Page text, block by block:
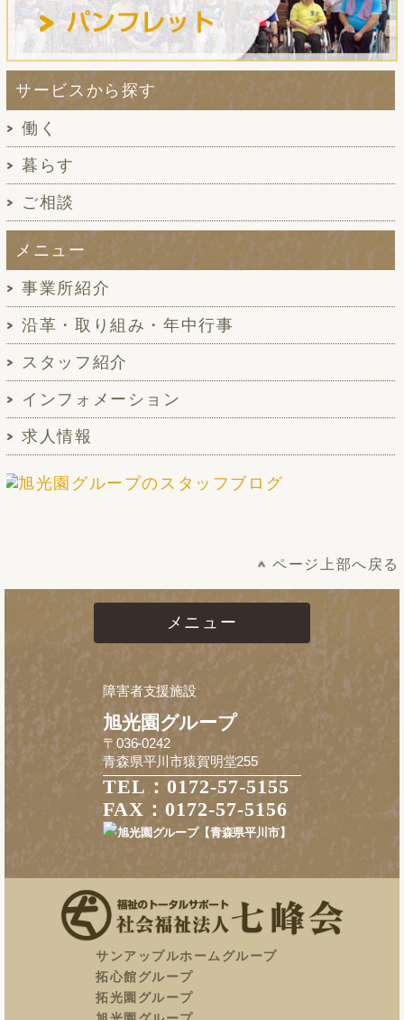
サービスから探す
働く
暮らす
ご相談
メニュー
事業所紹介
沿革・取り組み・年中行事
スタッフ紹介
インフォメーション
求人情報
ページ上部へ戻る
メニュー
障害者支援施設
旭光園グループ
〒036-0242
青森県平川市猿賀明堂255
TEL：0172-57-5155
FAX：0172-57-5156
サンアップルホームグループ
拓心館グループ
拓光園グループ